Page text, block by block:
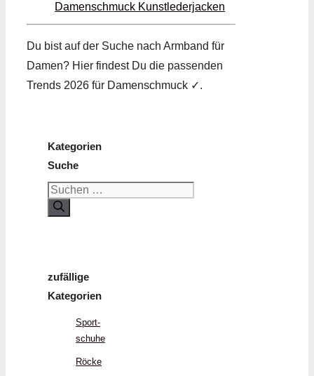
Damenschmuck Kunstleder­jacken
Du bist auf der Suche nach Armband für
Damen? Hier findest Du die passenden
Trends 2026 für Damenschmuck ✓.
Kategorien
Suche
Suchen
nach:
zufällige
Kategorien
Sport­
schuhe
Röcke